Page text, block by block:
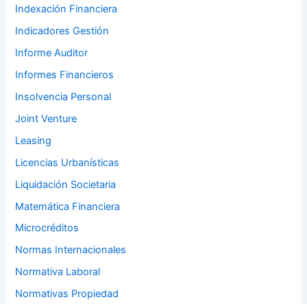
Indexación Financiera
Indicadores Gestión
Informe Auditor
Informes Financieros
Insolvencia Personal
Joint Venture
Leasing
Licencias Urbanísticas
Liquidación Societaria
Matemática Financiera
Microcréditos
Normas Internacionales
Normativa Laboral
Normativas Propiedad